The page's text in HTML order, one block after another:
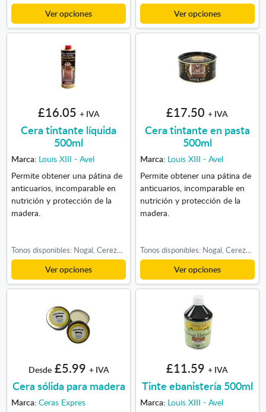
Ver opciones Ver opciones
£16.05 + IVA
Cera tintante líquida
500ml
Marca: Louis XIII - Avel
Permite obtener una pátina de
anticuarios, incomparable en
nutrición y protección de la
madera.
Tonos disponibles: Nogal, Cerezo, Roble Claro, Roble Medio, Roble Oscuro
Ver opciones
£17.50 + IVA
Cera tintante en pasta
500ml
Marca: Louis XIII - Avel
Permite obtener una pátina de
anticuarios, incomparable en
nutrición y protección de la
madera.
Tonos disponibles: Nogal, Cerezo, Roble Claro, Roble Medio, Roble Oscuro
Ver opciones
Desde £5.99 + IVA
Cera sólida para madera
Marca: Ceras Expres
£11.59 + IVA
Tinte ebanistería 500ml
Marca: Louis XIII - Avel